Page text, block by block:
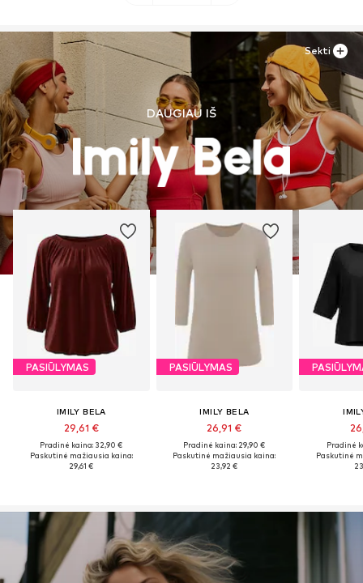
DAUGIAU IŠ
PASIŪLYMAS
IMILY BELA
29,61 €
Pradinė kaina: 32,90 €
Paskutinė mažiausia kaina:
29,61 €
PASIŪLYMAS
IMILY BELA
26,91 €
Pradinė kaina: 29,90 €
Paskutinė mažiausia kaina:
23,92 €
Pradinė
Paskutinė
Sekti